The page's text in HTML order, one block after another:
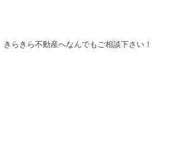
らきら不動産へなんでもご相談下さい！